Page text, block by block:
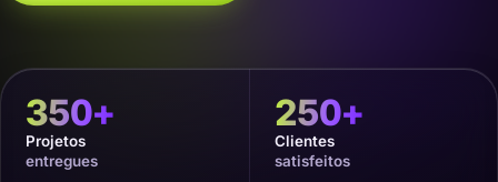
350+
Projetos
entregues
250+
Clientes
satisfeitos